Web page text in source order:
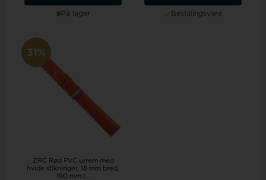
På lager Bestillingsvare
31%
ZRC Rød PVC urrem med
hvide stikninger, 18 mm bred,
190 mm l...